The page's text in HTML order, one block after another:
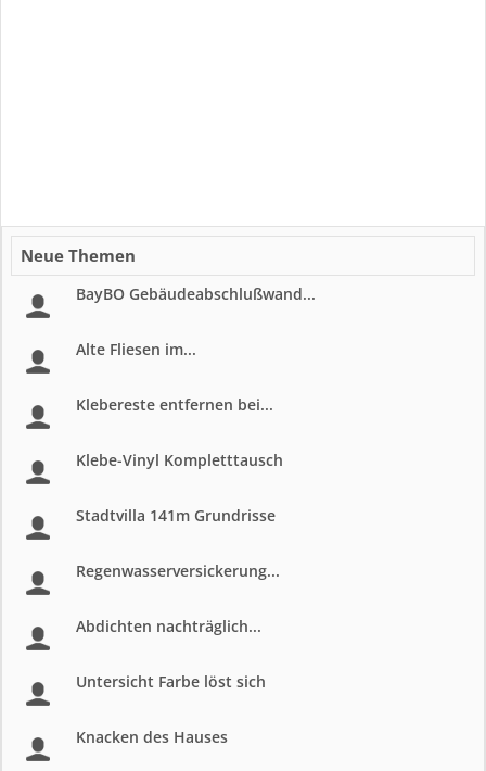
Neue Themen
BayBO Gebäudeabschlußwand...
Alte Fliesen im...
Klebereste entfernen bei...
Klebe-Vinyl Kompletttausch
Stadtvilla 141m Grundrisse
Regenwasserversickerung...
Abdichten nachträglich...
Untersicht Farbe löst sich
Knacken des Hauses